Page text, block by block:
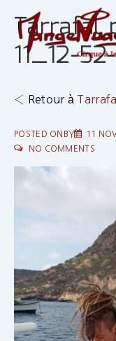
passer
Tarrafal
11_12-
‹ Retour à
POSTED ONBY 11
NO COMMENTS